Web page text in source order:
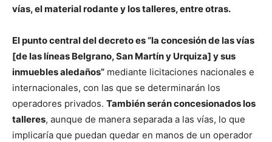
vías, el material rodante y los talleres, entre otras.
El punto central del decreto es “la concesión de las vías
[de las líneas Belgrano, San Martín y Urquiza] y sus
inmuebles aledaños” mediante licitaciones nacionales e
internacionales, con las que se determinarán los
operadores privados. También serán concesionados los
talleres, aunque de manera separada a las vías, lo que
implicaría que puedan quedar en manos de un operador